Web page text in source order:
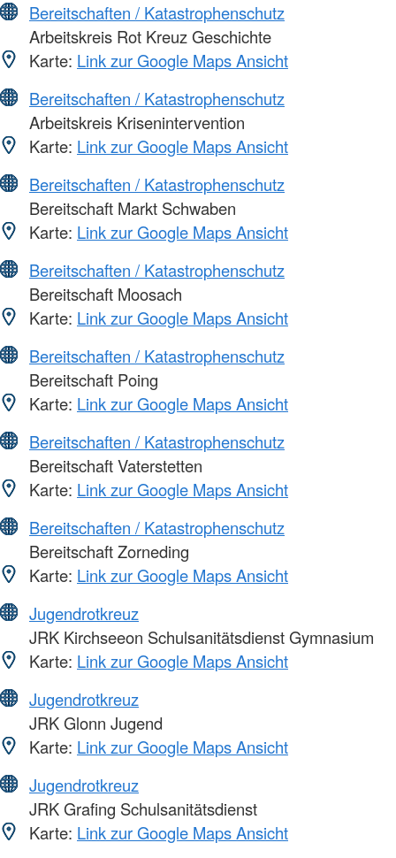
Bereitschaften / Katastrophenschutz
Arbeitskreis Rot Kreuz Geschichte
Karte: Link zur Google Maps Ansicht
Bereitschaften / Katastrophenschutz
Arbeitskreis Krisenintervention
Karte: Link zur Google Maps Ansicht
Bereitschaften / Katastrophenschutz
Bereitschaft Markt Schwaben
Karte: Link zur Google Maps Ansicht
Bereitschaften / Katastrophenschutz
Bereitschaft Moosach
Karte: Link zur Google Maps Ansicht
Bereitschaften / Katastrophenschutz
Bereitschaft Poing
Karte: Link zur Google Maps Ansicht
Bereitschaften / Katastrophenschutz
Bereitschaft Vaterstetten
Karte: Link zur Google Maps Ansicht
Bereitschaften / Katastrophenschutz
Bereitschaft Zorneding
Karte: Link zur Google Maps Ansicht
Jugendrotkreuz
JRK Kirchseeon Schulsanitätsdienst Gymnasium
Karte: Link zur Google Maps Ansicht
Jugendrotkreuz
JRK Glonn Jugend
Karte: Link zur Google Maps Ansicht
Jugendrotkreuz
JRK Grafing Schulsanitätsdienst
Karte: Link zur Google Maps Ansicht